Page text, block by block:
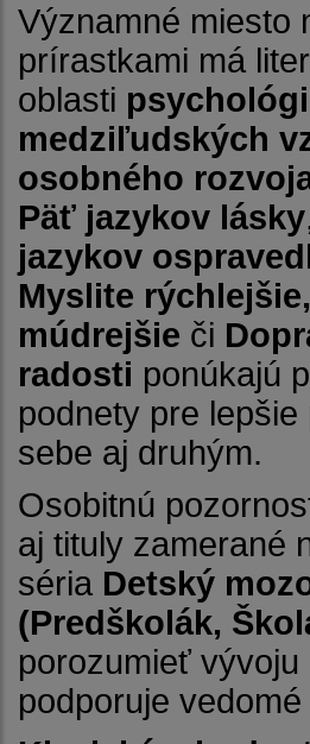
Významné miesto
prírastkami má
oblasti
medziľudských
osobného
Päť jazykov lásky
jazykov
Myslite
múdrejšie či
radosti ponúkajú
podnety pre
sebe aj druhým.
Osobitnú
aj tituly zamerané
séria Detský
(Predškolák,
porozumieť
podporuje